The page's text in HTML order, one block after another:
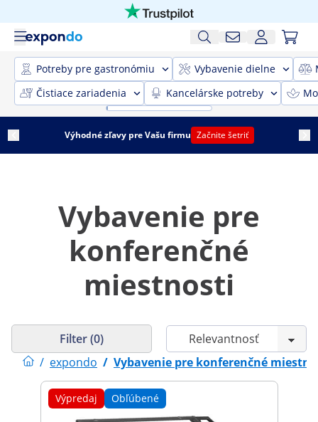
Potreby pre gastronómiu Vybavenie dielne
Čistiace zariadenia
Kancelárske potreby
Výhodné zľavy pre Vašu firmu Začnite šetriť
Vybavenie pre
konferenčné
miestnosti
/ expondo / Vybavenie pre konferenčné
Filter (0)
Výpredaj Obľúbené